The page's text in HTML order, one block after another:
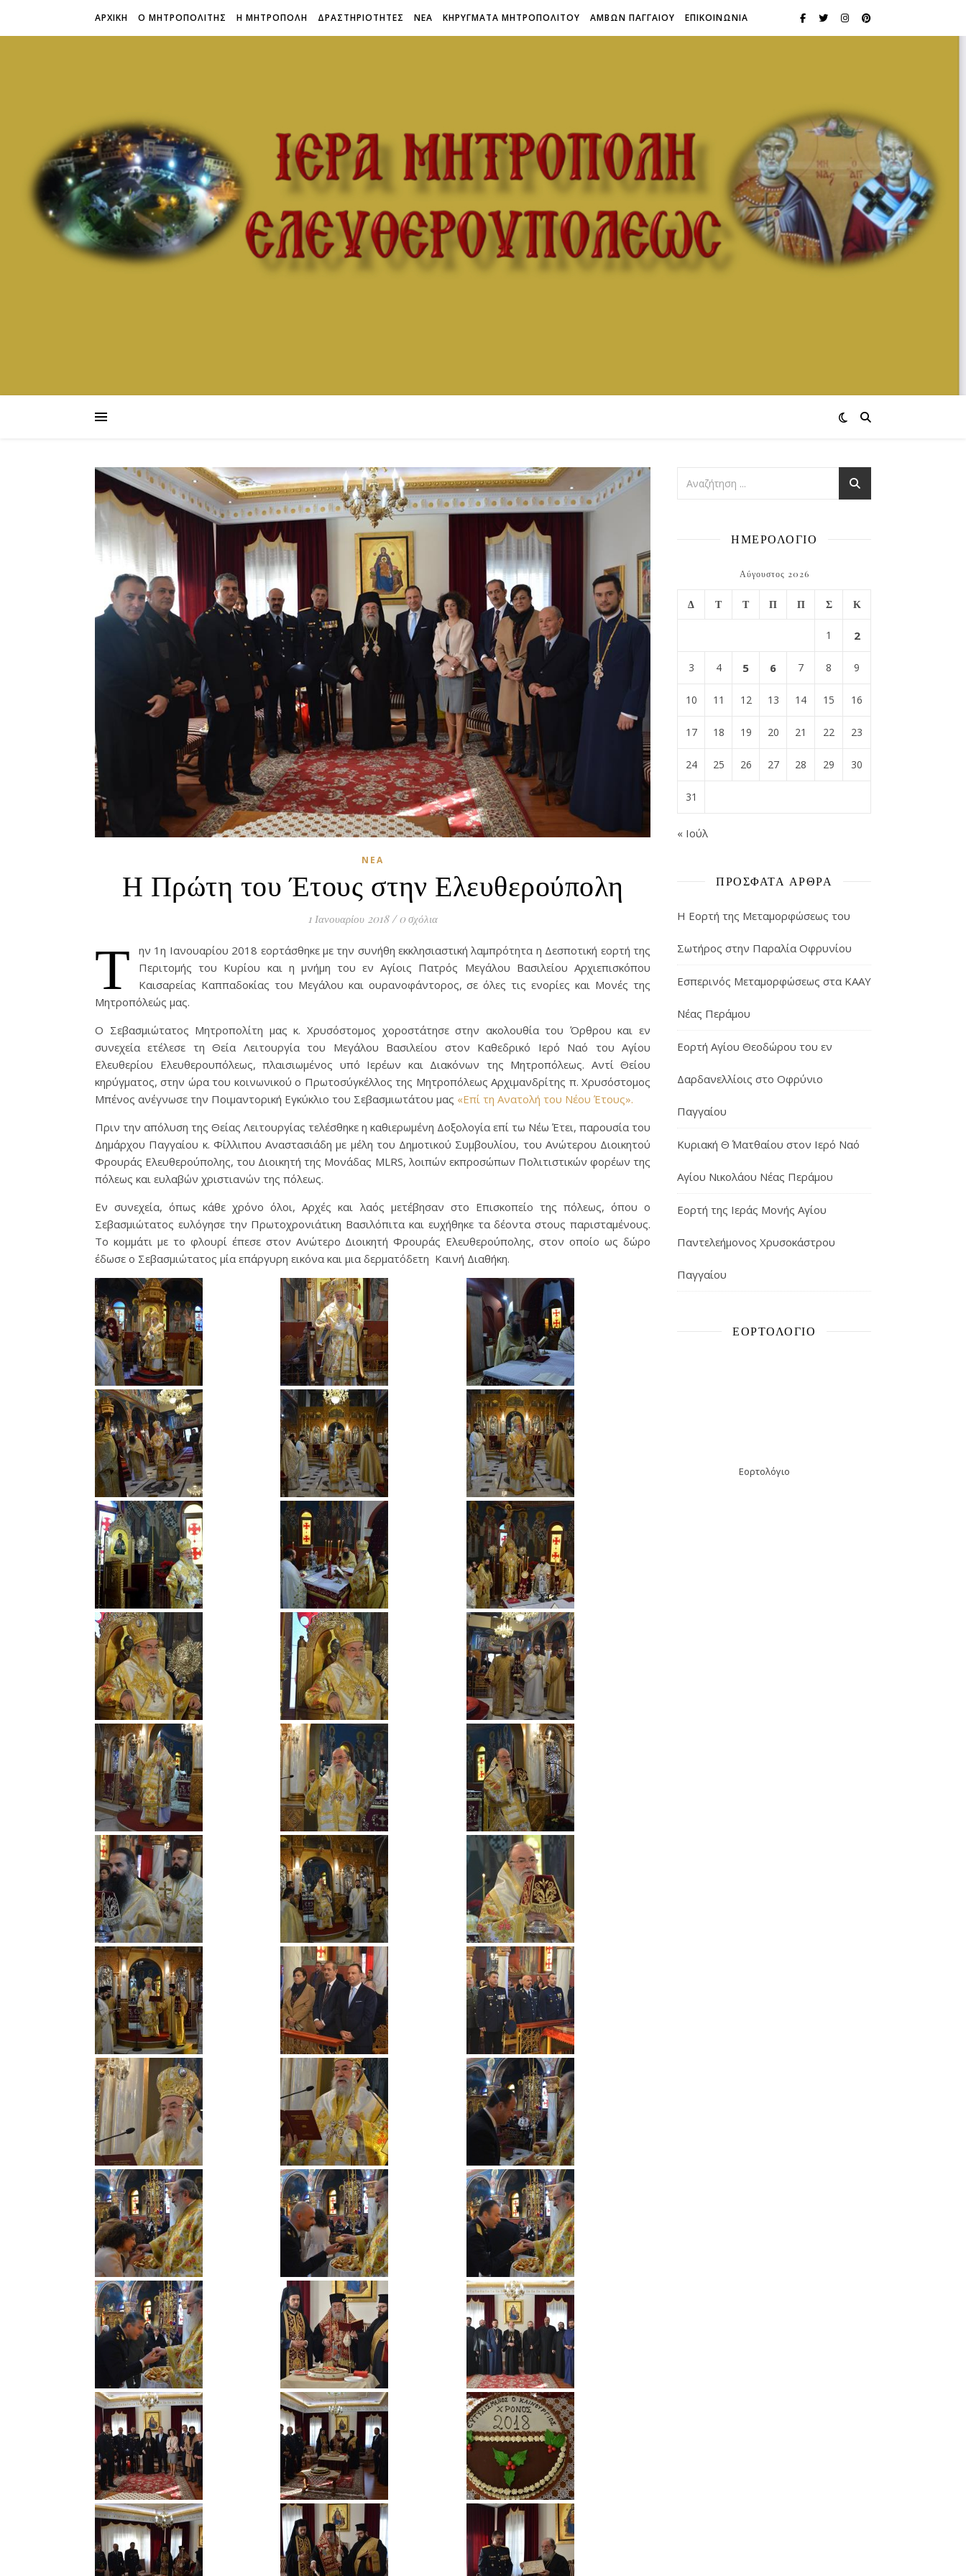
ΑΡΧΙΚΗ Ο ΜΗΤΡΟΠΟΛΙΤΗΣ Η ΜΗΤΡΟΠΟΛΗ ΔΡΑΣΤΗΡΙΟΤΗΤΕΣ ΝΕΑ ΚΗΡΥΓΜΑΤΑ ΜΗΤΡΟΠΟΛΙΤΟΥ ΑΜΒΩΝ ΠΑΓΓΑΙΟΥ ΕΠΙΚΟΙΝΩΝΙΑ
ΝΈΑ
Η Πρώτη του Έτους στην Ελευθερούπολη
1 Ιανουαρίου 2018 / 0 σχόλια
Τ
ην 1η Ιανουαρίου 2018 εορτάσθηκε με την συνήθη εκκλησιαστική λαμπρότητα η Δεσποτική εορτή της
Περιτομής του Κυρίου και η μνήμη του εν Αγίοις Πατρός Μεγάλου Βασιλείου Αρχιεπισκόπου
Καισαρείας Καππαδοκίας του Μεγάλου και ουρανοφάντορος, σε όλες τις ενορίες και Μονές της
Μητροπόλεώς μας.
Ο Σεβασμιώτατος Μητροπολίτη μας κ. Χρυσόστομος χοροστάτησε στην ακολουθία του Όρθρου και εν
συνεχεία ετέλεσε τη Θεία Λειτουργία του Μεγάλου Βασιλείου στον Καθεδρικό Ιερό Ναό του Αγίου
Ελευθερίου Ελευθερουπόλεως, πλαισιωμένος υπό Ιερέων και Διακόνων της Μητροπόλεως. Αντί Θείου
κηρύγματος, στην ώρα του κοινωνικού ο Πρωτοσύγκέλλος της Μητροπόλεως Αρχιμανδρίτης π. Χρυσόστομος
Μπένος ανέγνωσε την Ποιμαντορική Εγκύκλιο του Σεβασμιωτάτου μας «Eπί τη Aνατολή του Νέου Έτους».
Πριν την απόλυση της Θείας Λειτουργίας τελέσθηκε η καθιερωμένη Δοξολογία επί τω Νέω Έτει, παρουσία του
Δημάρχου Παγγαίου κ. Φίλλιπου Αναστασιάδη με μέλη του Δημοτικού Συμβουλίου, του Ανώτερου Διοικητού
Φρουράς Ελευθερούπολης, του Διοικητή της Μονάδας MLRS, λοιπών εκπροσώπων Πολιτιστικών φορέων της
πόλεως και ευλαβών χριστιανών της πόλεως.
Εν συνεχεία, όπως κάθε χρόνο όλοι, Αρχές και λαός μετέβησαν στο Επισκοπείο της πόλεως, όπου ο
Σεβασμιώτατος ευλόγησε την Πρωτοχρονιάτικη Βασιλόπιτα και ευχήθηκε τα δέοντα στους παρισταμένους.
Το κομμάτι με το φλουρί έπεσε στον Ανώτερο Διοικητή Φρουράς Ελευθερούπολης, στον οποίο ως δώρο
έδωσε ο Σεβασμιώτατος μία επάργυρη εικόνα και μια δερματόδετη Καινή Διαθήκη.
ΗΜΕΡΟΛΟΓΙΟ
Αύγουστος 2026
Δ Τ Τ Π Π Σ Κ
1 2
3 4 5 6 7 8 9
10 11 12 13 14 15 16
17 18 19 20 21 22 23
24 25 26 27 28 29 30
31
« Ιούλ
ΠΡΌΣΦΑΤΑ ΆΡΘΡΑ
Η Εορτή της Μεταμορφώσεως του
Σωτήρος στην Παραλία Οφρυνίου
Εσπερινός Μεταμορφώσεως στα ΚΑΑΥ
Νέας Περάμου
Εορτή Αγίου Θεοδώρου του εν
Δαρδανελλίοις στο Οφρύνιο
Παγγαίου
Κυριακή Θ΄ Ματθαίου στον Ιερό Ναό
Αγίου Νικολάου Νέας Περάμου
Εορτή της Ιεράς Μονής Αγίου
Παντελεήμονος Χρυσοκάστρου
Παγγαίου
ΕΟΡΤΟΛΌΓΙΟ
Εορτολόγιο